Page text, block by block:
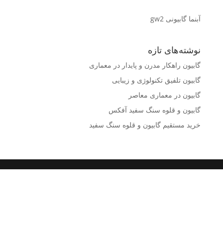
آبنما گابیونی gw2
نوشته‌های تازه
گابیون راهکار مدرن و پایدار در معماری
گابیون تلفیق تکنولوژی و زیبایی
گابیون در معماری معاصر
گابیون و قلوه سنگ سفید آفکس
خرید مستقیم گابیون و قلوه سنگ سفید